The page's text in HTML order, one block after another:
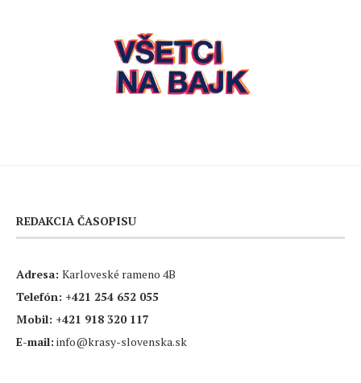
REDAKCIA ČASOPISU
Adresa: Karloveské rameno 4B
Telefón: +421 254 652 055
Mobil: +421 918 320 117
E-mail: info@krasy-slovenska.sk